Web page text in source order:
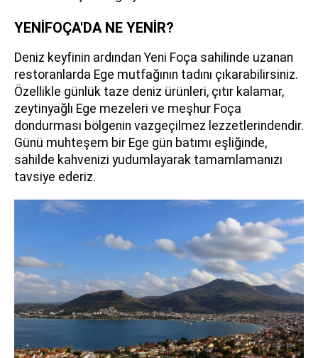
YENİFOÇA'DA NE YENİR?
Deniz keyfinin ardından Yeni Foça sahilinde uzanan
restoranlarda Ege mutfağının tadını çıkarabilirsiniz.
Özellikle günlük taze deniz ürünleri, çıtır kalamar,
zeytinyağlı Ege mezeleri ve meşhur Foça
dondurması bölgenin vazgeçilmez lezzetlerindendir.
Günü muhteşem bir Ege gün batımı eşliğinde,
sahilde kahvenizi yudumlayarak tamamlamanızı
tavsiye ederiz.